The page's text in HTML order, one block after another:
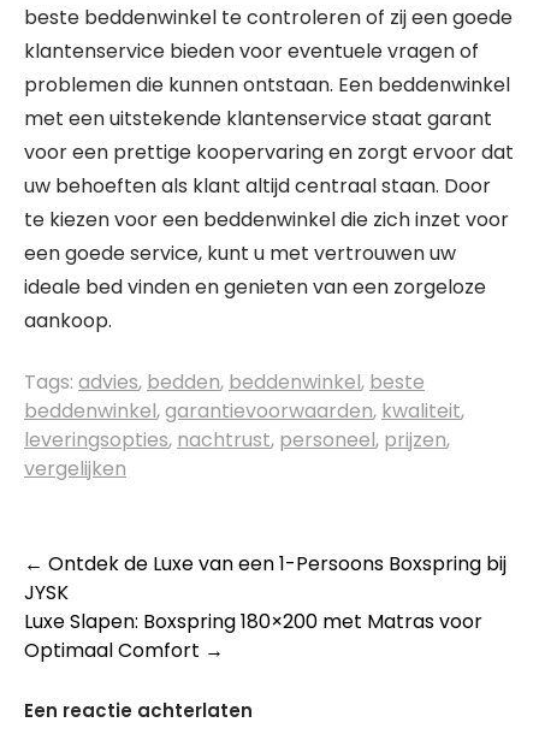
beste beddenwinkel te controleren of zij een goede
klantenservice bieden voor eventuele vragen of
problemen die kunnen ontstaan. Een beddenwinkel
met een uitstekende klantenservice staat garant
voor een prettige koopervaring en zorgt ervoor dat
uw behoeften als klant altijd centraal staan. Door
te kiezen voor een beddenwinkel die zich inzet voor
een goede service, kunt u met vertrouwen uw
ideale bed vinden en genieten van een zorgeloze
aankoop.
Tags: advies, bedden, beddenwinkel, beste
beddenwinkel,garantievoorwaarden, kwaliteit,
leveringsopties, nachtrust, personeel, prijzen,
vergelijken
Berichtnavigatie
← Ontdek de Luxe van een 1-Persoons Boxspring bij
JYSK
Luxe Slapen: Boxspring 180×200 met Matras voor
Optimaal Comfort →
Een reactie achterlaten